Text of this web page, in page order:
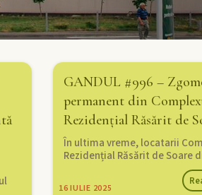
GANDUL #996 –
permanent din
Rezidențial Răsărit de
16IULIE 2025
În ultima vreme, locatarii
Rezidențial Răsărit de Soare